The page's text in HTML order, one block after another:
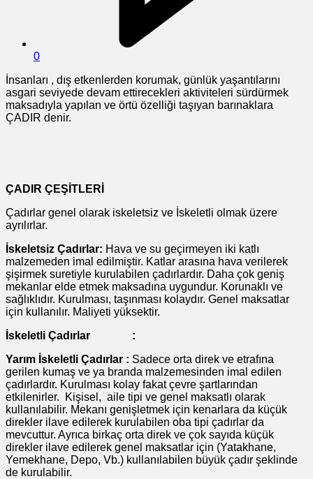
0
İnsanları , dış etkenlerden korumak, günlük yaşantılarını
asgari seviyede devam ettirecekleri aktiviteleri sürdürmek
maksadıyla yapılan ve örtü özelliği taşıyan barınaklara
ÇADIR denir.
ÇADIR ÇEŞİTLERİ
Çadırlar genel olarak iskeletsiz ve İskeletli olmak üzere
ayrılırlar.
İskeletsiz Çadırlar: Hava ve su geçirmeyen iki katlı
malzemeden imal edilmiştir. Katlar arasına hava verilerek
şişirmek suretiyle kurulabilen çadırlardır. Daha çok geniş
mekanlar elde etmek maksadına uygundur. Korunaklı ve
sağlıklıdır. Kurulması, taşınması kolaydır. Genel maksatlar
için kullanılır. Maliyeti yüksektir.
İskeletli Çadırlar :
Yarım İskeletli Çadırlar : Sadece orta direk ve etrafına
gerilen kumaş ve ya branda malzemesinden imal edilen
çadırlardır. Kurulması kolay fakat çevre şartlarından
etkilenirler. Kişisel, aile tipi ve genel maksatlı olarak
kullanılabilir. Mekanı genişletmek için kenarlara da küçük
direkler ilave edilerek kurulabilen oba tipi çadırlar da
mevcuttur. Ayrıca birkaç orta direk ve çok sayıda küçük
direkler ilave edilerek genel maksatlar için (Yatakhane,
Yemekhane, Depo, Vb.) kullanılabilen büyük çadır şeklinde
de kurulabilir.